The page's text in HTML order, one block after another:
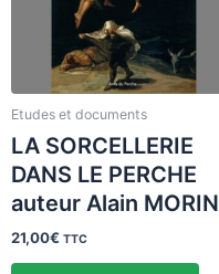
Etudes et documents
LA SORCELLERIE
DANS LE PERCHE
auteur Alain MORIN
21,00€ TTC